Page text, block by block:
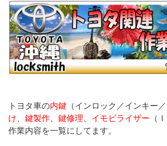
b
o
o
k
l
トヨタ車の内鍵 （インロック／インキー
け 、鍵製作 、鍵修理 イモビライザー （
作業内容を一覧にしてます。